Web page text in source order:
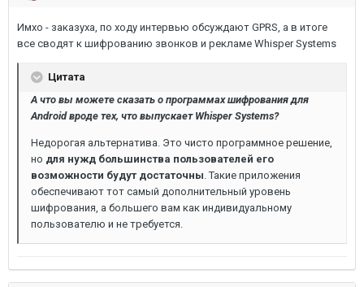
Имхо - заказуха, по ходу интервью обсуждают GPRS, а в итоге
все сводят к шифрованию звонков и рекламе Whisper Systems
Цитата
А что вы можете сказать о программах шифрования для
Android вроде тех, что выпускает Whisper Systems?
Недорогая альтернатива. Это чисто программное решение,
но для нужд большинства пользователей его
возможности будут достаточны. Такие приложения
обеспечивают тот самый дополнительный уровень
шифрования, а большего вам как индивидуальному
пользователю и не требуется.